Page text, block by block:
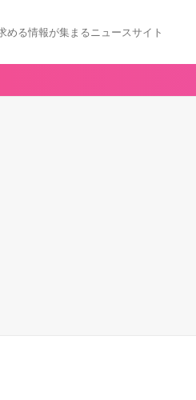
める情報が集まるニュースサイト